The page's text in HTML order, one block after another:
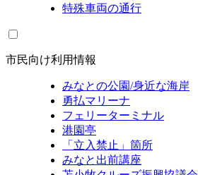
特殊車両の通行
市民向け利用情報
みなとの公園/身近な海岸
勇払マリーナ
フェリーターミナル
港園亭
「立入禁止」箇所
みなと出前講座